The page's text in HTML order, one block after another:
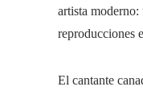
artista moderno:
reproducciones
El cantante